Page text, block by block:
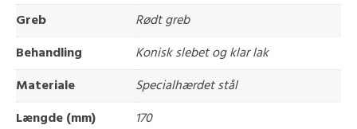
Greb
Rødt greb
Behandling
Konisk slebet og klar lak
Materiale
Specialhærdet stål
Længde (mm)
170